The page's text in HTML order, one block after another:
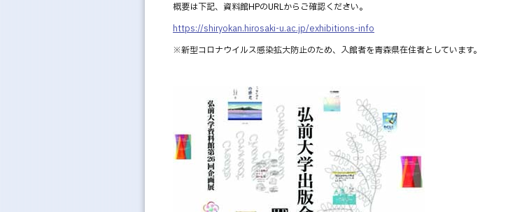
概要は下記、資料館HPのURLからご確認ください。
https://shiryokan.hirosaki-u.ac.jp/exhibitions-info
※新型コロナウイルス感染拡大防止のため、入館者を青森県在住者としています。